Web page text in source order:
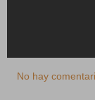
No hay